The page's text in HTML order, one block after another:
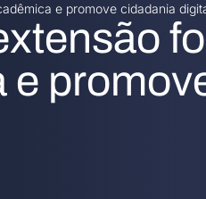
e promove cidadania